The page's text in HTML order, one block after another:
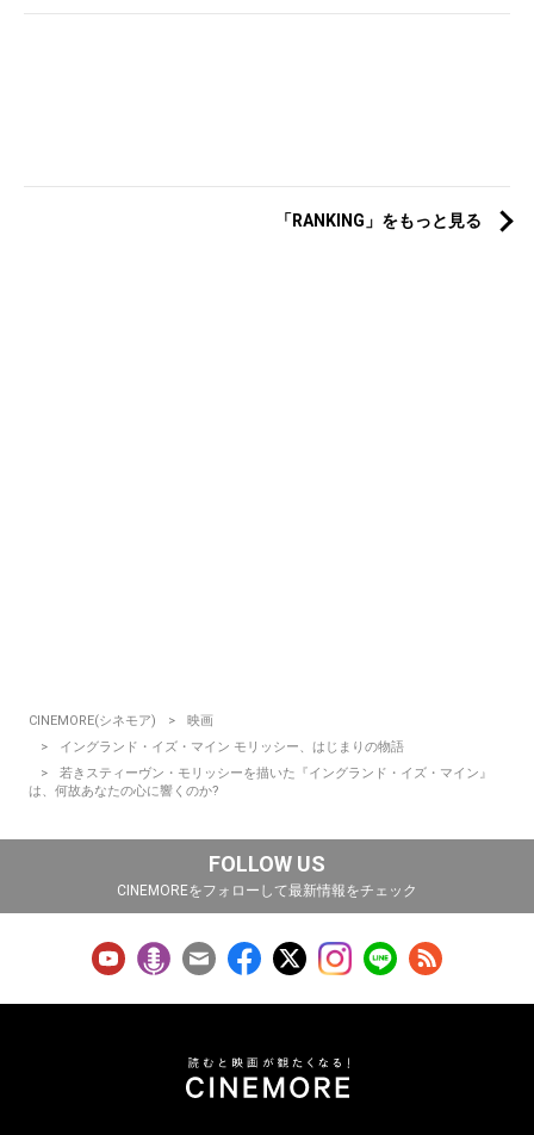
「RANKING」をもっと見る
CINEMORE(シネモア)
映画
イングランド・イズ・マイン モリッシー、はじまりの物語
若きスティーヴン・モリッシーを描いた『イングランド・イズ・マイン』
は、何故あなたの心に響くのか?
FOLLOW US
CINEMOREをフォローして最新情報をチェック